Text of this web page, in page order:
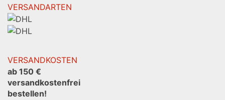
VERSANDARTEN
VERSANDKOSTEN
ab 150 €
versandkostenfrei
bestellen!